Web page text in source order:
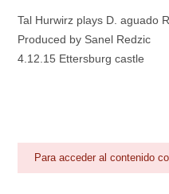
Área personal
Tal Hurwirz plays D. aguado
Produced by Sanel Redzic
4.12.15 Ettersburg castle
Para acceder al contenido